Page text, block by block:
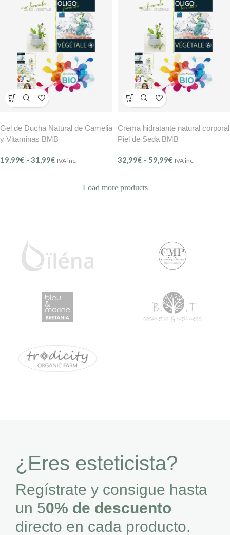
Gel de Ducha Natural de Camelia
y Vitaminas BMB
19,99€ - 31,99€ IVA inc.
Crema hidratante natural corporal
Piel de Seda BMB
32,99€ - 59,99€ IVA inc.
Load more products
¿Eres esteticista?
Regístrate y consigue hasta
un 50% de descuento
directo en cada producto.